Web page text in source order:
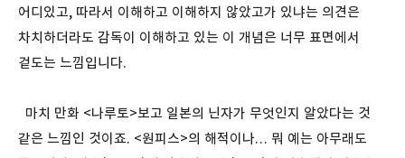
어디있고, 따라서 이해하고 이해하지 않았고가 있냐는 의견은
차치하더라도 감독이 이해하고 있는 이 개념은 너무 표면에서
겉도는 느낌입니다.
마치 만화 <나루토>보고 일본의 닌자가 무엇인지 알았다는 것
같은 느낌인 것이죠. <원피스>의 해적이나… 뭐 예는 아무래도